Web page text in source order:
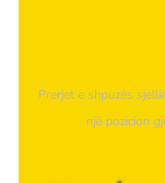
Prerjet e shpuzës
një pozicion